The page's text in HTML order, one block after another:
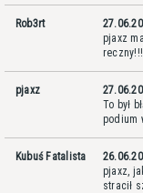
Rob3rt
pjaxz
pjaxz
To był
podium
Kubuś Fatalista
pjaxz,
stracił